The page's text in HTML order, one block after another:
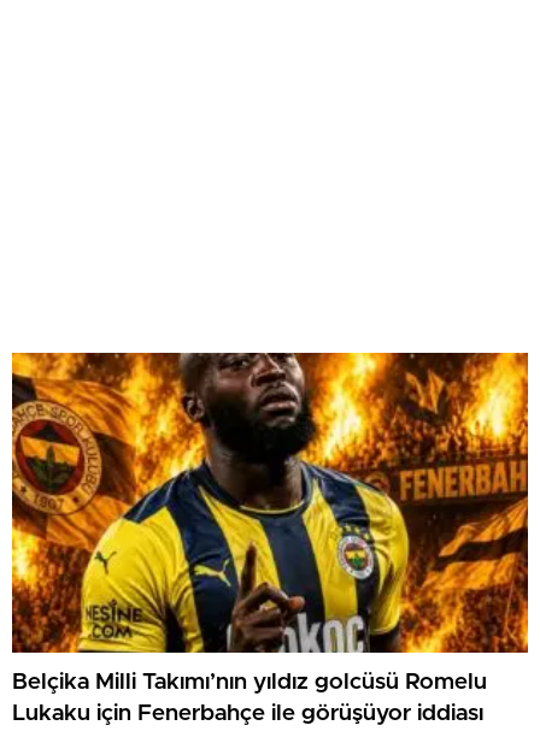
Belçika Milli Takımı’nın yıldız golcüsü Romelu
Lukaku için Fenerbahçe ile görüşüyor iddiası